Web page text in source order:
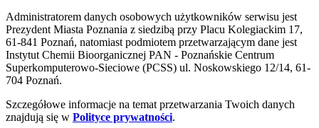
Administratorem danych osobowych użytkowników serwisu jest
Prezydent Miasta Poznania z siedzibą przy Placu Kolegiackim 17,
61-841 Poznań, natomiast podmiotem przetwarzającym dane jest
Instytut Chemii Bioorganicznej PAN - Poznańskie Centrum
Superkomputerowo-Sieciowe (PCSS) ul. Noskowskiego 12/14, 61-
704 Poznań.
Szczegółowe informacje na temat przetwarzania Twoich danych
znajdują się w Polityce prywatności.